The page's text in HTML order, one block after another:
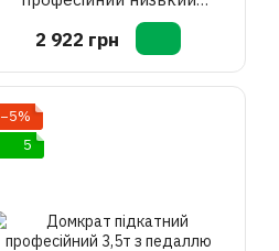
профіль 2,5т (ASME) / 2т (CE)
85-380 мм (TA825051)
2 922 грн
−5%
5